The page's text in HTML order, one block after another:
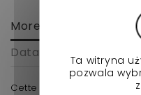
More info
Data sheet
Cette aile jdm albizia en
Ta witryna
pozwala